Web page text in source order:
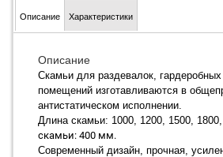
Описание Характеристики
Описание
Скамьи для раздевалок,
помещений изготавливаются в
антистатическом исполнении.
Длина скамьи: 1000, 1200, 1500,
скамьи: 400 мм.
Современный дизайн, прочная,